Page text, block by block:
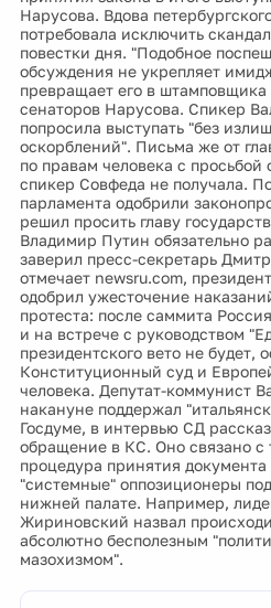
Нарусова. Вдова
потребовала исключить
повестки дня. "Подобное
обсуждения не укрепляет
превращает его в штамповщика
сенаторов Нарусова. Спикер
попросила выступать "без
оскорблений". Письма же от
по правам человека с просьбой
спикер Совфеда не получала.
парламента одобрили
решил просить главу
Владимир Путин обязательно
заверил пресс-секретарь
отмечает newsru.com,
одобрил ужесточение
протеста: после саммита
и на встрече с руководством
президентского вето не будет,
Конституционный суд и
человека. Депутат-коммунист
накануне поддержал
Госдуме, в интервью СД
обращение в КС. Оно связано с
процедура принятия
"системные" оппозиционеры
нижней палате. Например,
Жириновский назвал
абсолютно бесполезным
мазохизмом".